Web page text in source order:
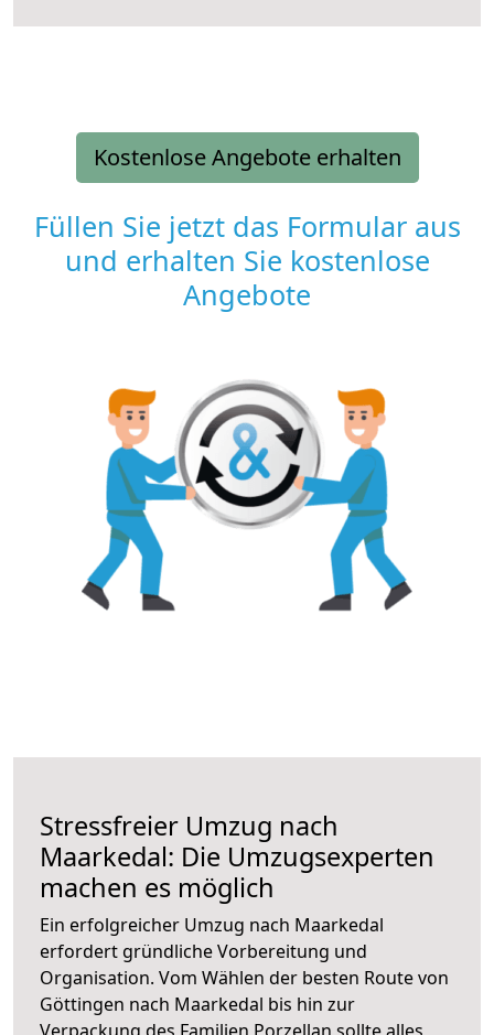
Kostenlose Angebote erhalten
Füllen Sie jetzt das Formular aus
und erhalten Sie kostenlose
Angebote
Stressfreier Umzug nach
Maarkedal: Die Umzugsexperten
machen es möglich
Ein erfolgreicher Umzug nach Maarkedal
erfordert gründliche Vorbereitung und
Organisation. Vom Wählen der besten Route von
Göttingen nach Maarkedal bis hin zur